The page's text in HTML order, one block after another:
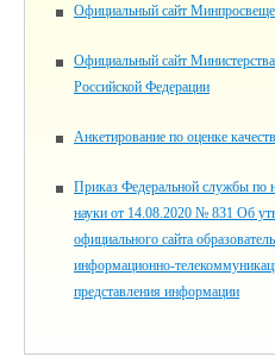
Официальный сайт
Официальный сайт
Российской Федерации
Анкетирование по оценке
Приказ Федеральной службы по
науки от 14.08.2020 № 831 Об
официального сайта
информационно-
представления информации